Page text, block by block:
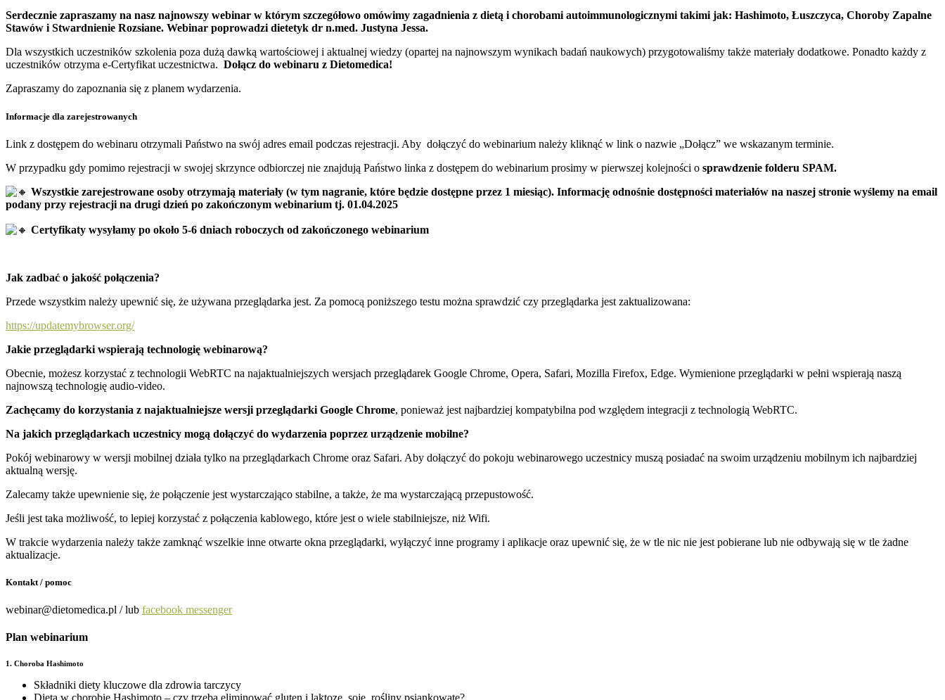
Serdecznie zapraszamy na nasz najnowszy webinar w którym szczegółowo omówimy zagadnienia z dietą i chorobami autoimmunologicznymi takimi jak: Hashimoto, Łuszczyca, Choroby Zapalne
Stawów i Stwardnienie Rozsiane. Webinar poprowadzi dietetyk dr n.med. Justyna Jessa.
Dla wszystkich uczestników szkolenia poza dużą dawką wartościowej i aktualnej wiedzy (opartej na najnowszym wynikach badań naukowych) przygotowaliśmy także materiały dodatkowe. Ponadto każdy z
uczestników otrzyma e-Certyfikat uczestnictwa. Dołącz do webinaru z Dietomedica!
Zapraszamy do zapoznania się z planem wydarzenia.
Informacje dla zarejestrowanych
Link z dostępem do webinaru otrzymali Państwo na swój adres email podczas rejestracji. Aby dołączyć do webinarium należy kliknąć w link o nazwie „Dołącz” we wskazanym terminie.
W przypadku gdy pomimo rejestracji w swojej skrzynce odbiorczej nie znajdują Państwo linka z dostępem do webinarium prosimy w pierwszej kolejności o sprawdzenie folderu SPAM.
Wszystkie zarejestrowane osoby otrzymają materiały (w tym nagranie, które będzie dostępne przez 1 miesiąc). Informację odnośnie dostępności materiałów na naszej stronie wyślemy na email
podany przy rejestracji na drugi dzień po zakończonym webinarium tj. 01.04.2025
Certyfikaty wysyłamy po około 5-6 dniach roboczych od zakończonego webinarium
Jak zadbać o jakość połączenia?
Przede wszystkim należy upewnić się, że używana przeglądarka jest. Za pomocą poniższego testu można sprawdzić czy przeglądarka jest zaktualizowana:
https://updatemybrowser.org/
Jakie przeglądarki wspierają technologię webinarową?
Obecnie, możesz korzystać z technologii WebRTC na najaktualniejszych wersjach przeglądarek Google Chrome, Opera, Safari, Mozilla Firefox, Edge. Wymienione przeglądarki w pełni wspierają naszą
najnowszą technologię audio-video.
Zachęcamy do korzystania z najaktualniejsze wersji przeglądarki Google Chrome, ponieważ jest najbardziej kompatybilna pod względem integracji z technologią WebRTC.
Na jakich przeglądarkach uczestnicy mogą dołączyć do wydarzenia poprzez urządzenie mobilne?
Pokój webinarowy w wersji mobilnej działa tylko na przeglądarkach Chrome oraz Safari. Aby dołączyć do pokoju webinarowego uczestnicy muszą posiadać na swoim urządzeniu mobilnym ich najbardziej
aktualną wersję.
Zalecamy także upewnienie się, że połączenie jest wystarczająco stabilne, a także, że ma wystarczającą przepustowość.
Jeśli jest taka możliwość, to lepiej korzystać z połączenia kablowego, które jest o wiele stabilniejsze, niż Wifi.
W trakcie wydarzenia należy także zamknąć wszelkie inne otwarte okna przeglądarki, wyłączyć inne programy i aplikacje oraz upewnić się, że w tle nic nie jest pobierane lub nie odbywają się w tle żadne
aktualizacje.
Kontakt / pomoc
webinar@dietomedica.pl / lub facebook messenger
Plan webinarium
1. Choroba Hashimoto
Składniki diety kluczowe dla zdrowia tarczycy
Dieta w chorobie Hashimoto – czy trzeba eliminować gluten i laktozę, soję, rośliny psiankowate?